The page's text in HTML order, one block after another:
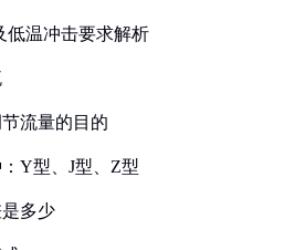
低温冲击要求解析
流量的目的
Y型、J型、Z型
多少